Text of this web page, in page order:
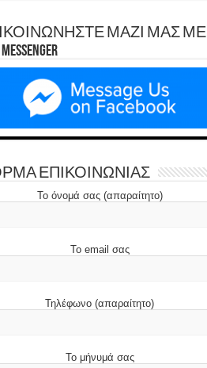
ΜΑΖΙ ΜΑΣ ΜΕ
ΕΠΙΚΟΙΝΩΝΙΑΣ
Το όνομά σας (απαραίτητο)
Το email σας
Τηλέφωνο (απαραίτητο)
Το μήνυμά σας